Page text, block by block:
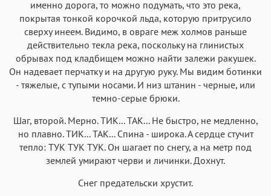
именно дорога, то можно подумать, что это река,
покрытая тонкой корочкой льда, которую притрусило
сверху инеем. Видимо, в овраге меж холмов раньше
действительно текла река, поскольку на глинистых
обрывах под кладбищем можно найти залежи ракушек.
Он надевает перчатку и на другую руку. Мы видим ботинки
- тяжелые, с тупыми носами. И низ штанин - черные, или
темно-серые брюки.
Шаг, второй. Мерно. ТИК... ТАК... Hе быстро, не медленно,
но плавно. ТИК... ТАК... Спина - широка. А сердце стучит
тепло: ТУК ТУК ТУК. Он шагает по снегу, а на метр под
землей умирают черви и личинки. Дохнут.
Снег предательски хрустит.